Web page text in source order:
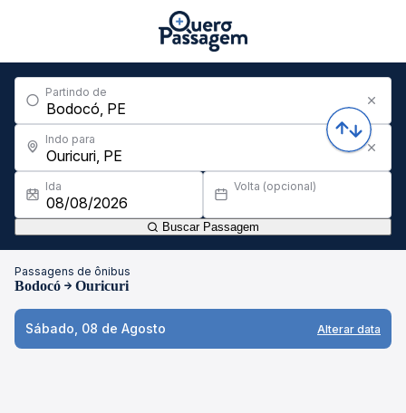
Partindo de
Indo para
Ida Volta (opcional)
Buscar Passagem
Passagens de ônibus
Bodocó Ouricuri
Sábado, 08 de Agosto Alterar data